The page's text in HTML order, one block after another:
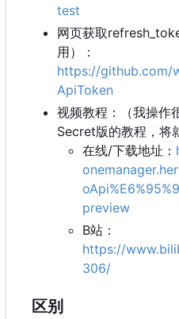
test
网页获取
用）：
https://github.com/
ApiToken
视频教程：（我操作
Secret版的教程，将
在线/下载地址：
preview
B站：
https://
306/
区别